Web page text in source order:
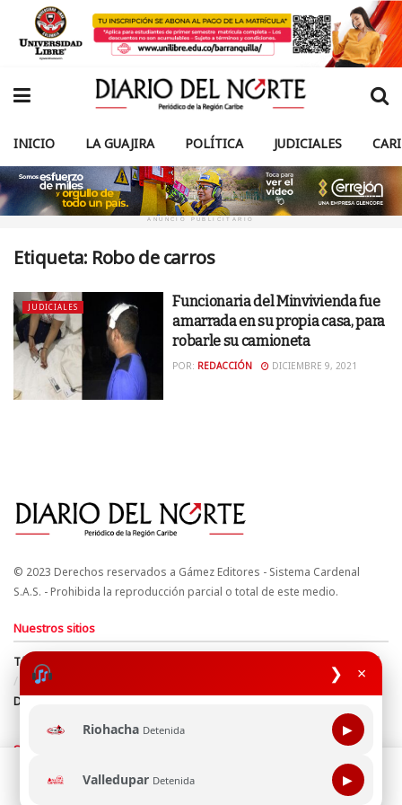
❯ ×
Riohacha Detenida ▶
Valledupar Detenida ▶
INICIO LA GUAJIRA POLÍTICA JUDICIALES
ANUNCIO PUBLICITARIO
Etiqueta: Robo de carros
JUDICIALES
Funcionaria del Minvivienda fue
amarrada en su propia casa, para
robarle su camioneta
POR: REDACCIÓN DICIEMBRE 9, 2021
© 2023 Derechos reservados a Gámez Editores - Sistema Cardenal
S.A.S. - Prohibida la reproducción parcial o total de este medio.
Nuestros sitios
Términos y Condiciones
Derechos de Autor y Propiedad Intelectual
Política de uso de cookies
Política de Tratamiento de Datos
Directrices Editoriales
Síguenos
Esta página web usa cookie para mejorar tu experiencia de
navegación, al continuar aceptas nuestra política de uso de